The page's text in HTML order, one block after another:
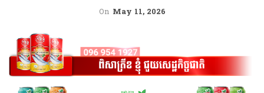
On May 11, 2026